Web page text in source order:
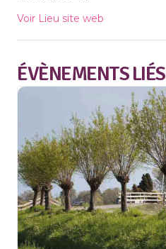
Voir Lieu site web
ÉVÈNEMENTS LIÉS